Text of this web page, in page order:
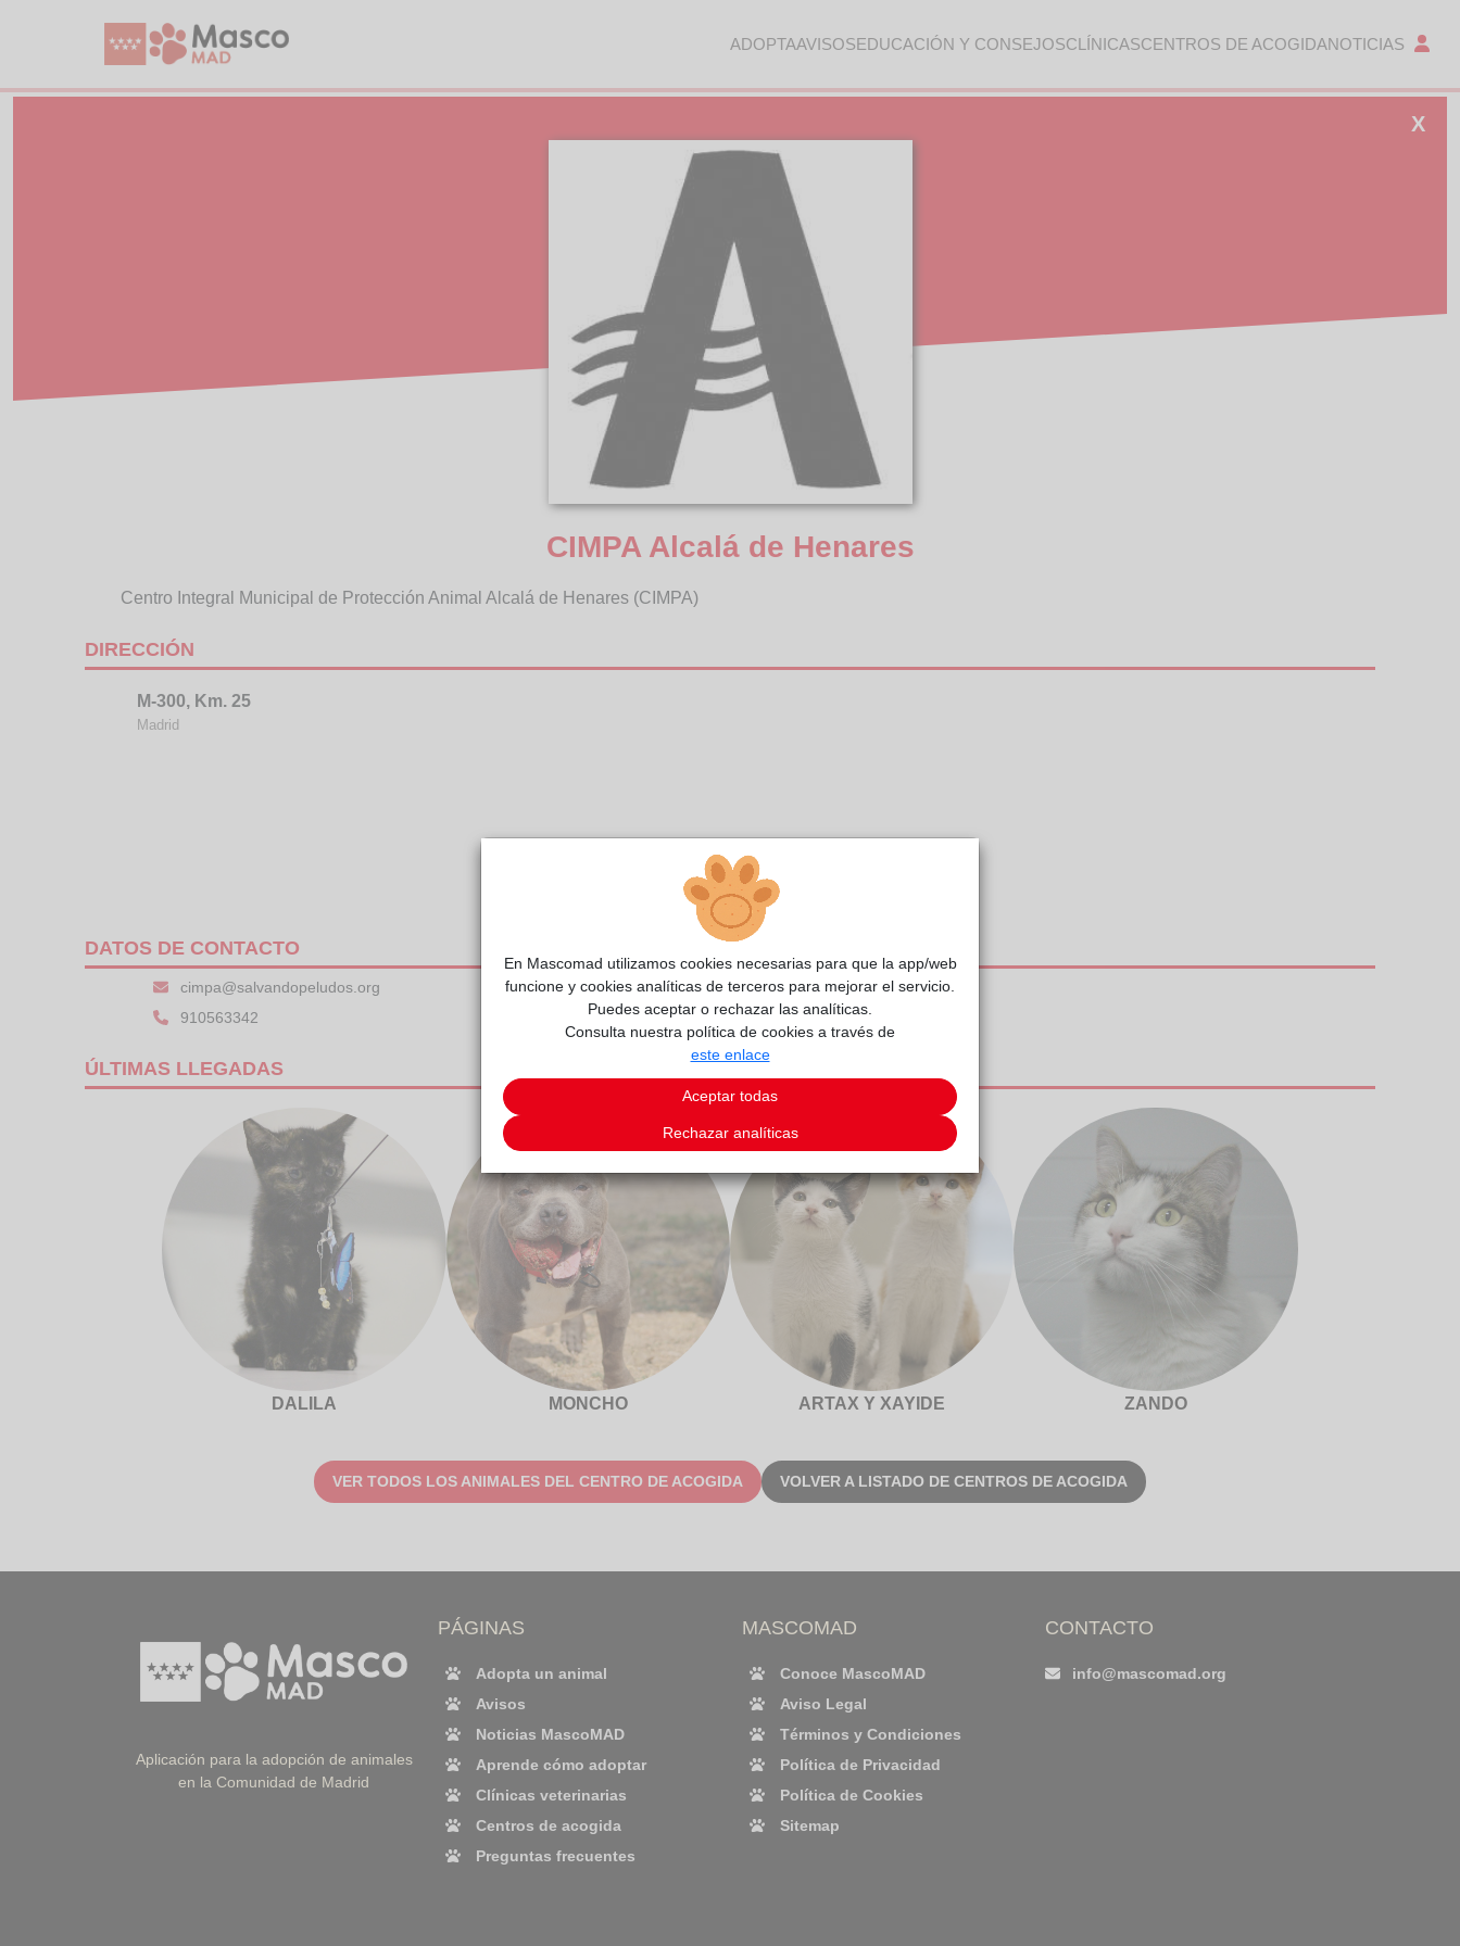
ADOPTAAVISOSEDUCACIÓN Y CONSEJOSCLÍNICASCENTROS DE ACOGIDANOTICIAS
X
CIMPA Alcalá de Henares
Centro Integral Municipal de Protección Animal Alcalá de Henares (CIMPA)
DIRECCIÓN
M-300, Km. 25
Madrid
DATOS DE CONTACTO
cimpa@salvandopeludos.org
910563342
ÚLTIMAS LLEGADAS
DALILA MONCHO ARTAX Y XAYIDE ZANDO
VER TODOS LOS ANIMALES DEL CENTRO DE ACOGIDA VOLVER A LISTADO DE CENTROS DE ACOGIDA
Aplicación para la adopción de animales
en la Comunidad de Madrid
PÁGINAS
Adopta un animal
Avisos
Noticias MascoMAD
Aprende cómo adoptar
Clínicas veterinarias
Centros de acogida
Preguntas frecuentes
MASCOMAD
Conoce MascoMAD
Aviso Legal
Términos y Condiciones
Política de Privacidad
Política de Cookies
Sitemap
CONTACTO
info@mascomad.org
En Mascomad utilizamos cookies necesarias para que la app/web
funcione y cookies analíticas de terceros para mejorar el servicio.
Puedes aceptar o rechazar las analíticas.
Consulta nuestra política de cookies a través de
este enlace
Aceptar todas
Rechazar analíticas